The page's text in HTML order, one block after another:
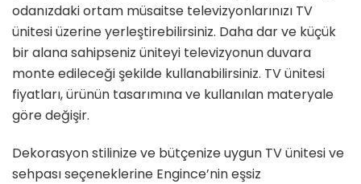
odanızdaki ortam müsaitse televizyonlarınızı TV
ünitesi üzerine yerleştirebilirsiniz. Daha dar ve küçük
bir alana sahipseniz üniteyi televizyonun duvara
monte edileceği şekilde kullanabilirsiniz. TV ünitesi
fiyatları, ürünün tasarımına ve kullanılan materyale
göre değişir.
Dekorasyon stilinize ve bütçenize uygun TV ünitesi ve
sehpası seçeneklerine Engince’nin eşsiz